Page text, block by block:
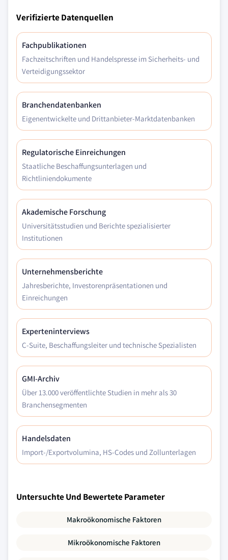
Verifizierte Datenquellen
Fachpublikationen
Fachzeitschriften und Handelspresse im Sicherheits- und
Verteidigungssektor
Branchendatenbanken
Eigenentwickelte und Drittanbieter-Marktdatenbanken
Regulatorische Einreichungen
Staatliche Beschaffungsunterlagen und
Richtliniendokumente
Akademische Forschung
Universitätsstudien und Berichte spezialisierter
Institutionen
Unternehmensberichte
Jahresberichte, Investorenpräsentationen und
Einreichungen
Experteninterviews
C-Suite, Beschaffungsleiter und technische Spezialisten
GMI-Archiv
Über 13.000 veröffentlichte Studien in mehr als 30
Branchensegmenten
Handelsdaten
Import-/Exportvolumina, HS-Codes und Zollunterlagen
Untersuchte Und Bewertete Parameter
Makroökonomische Faktoren
Mikroökonomische Faktoren